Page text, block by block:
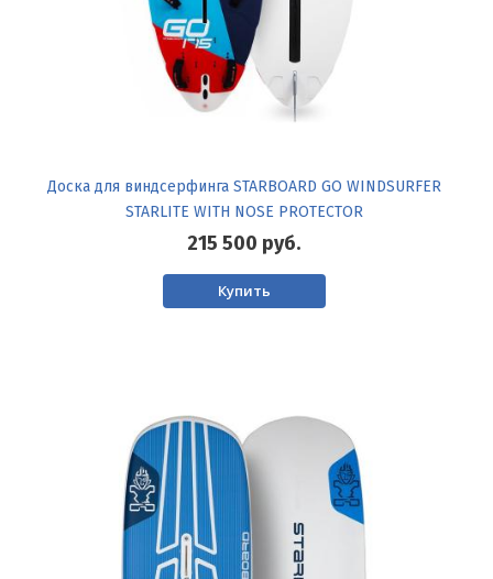
Доска для виндсерфинга STARBOARD GO WINDSURFER
STARLITE WITH NOSE PROTECTOR
215 500 руб.
Купить